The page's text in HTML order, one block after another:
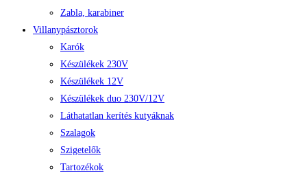
Zabla, karabiner
Villanypásztorok
Karók
Készülékek 230V
Készülékek 12V
Készülékek duo 230V/12V
Láthatatlan kerítés kutyáknak
Szalagok
Szigetelők
Tartozékok